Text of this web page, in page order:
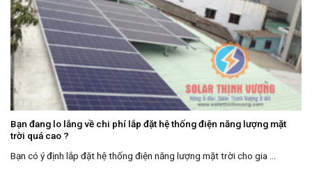
Bạn đang lo lắng về chi phí lắp đặt hệ thống điện năng lượng mặt
trời quá cao ?
Bạn có ý định lắp đặt hệ thống điện năng lượng mặt trời cho gia ...